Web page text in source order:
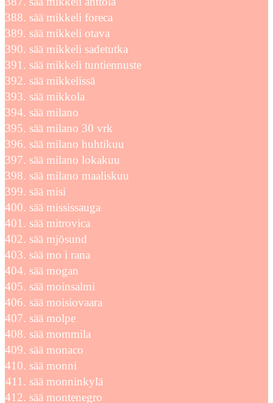
sää mikkeli foreca
sää mikkeli otava
sää mikkeli sadetutka
sää mikkeli tuntiennuste
sää mikkelissä
sää mikkola
sää milano
sää milano 30 vrk
sää milano huhtikuu
sää milano lokakuu
sää milano maaliskuu
sää misi
sää mississauga
sää mitrovica
sää mjösund
sää mo i rana
sää mogan
sää moinsalmi
sää moisiovaara
sää molpe
sää mommila
sää monaco
sää monni
sää monninkylä
sää montenegro